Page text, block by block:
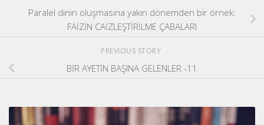
Paralel dinin oluşmasına yakın dönemden bir örnek:
FAİZİN CAİZLEŞTİRİLME ÇABALARI
PREVIOUS STORY
BİR AYETİN BAŞINA GELENLER -11